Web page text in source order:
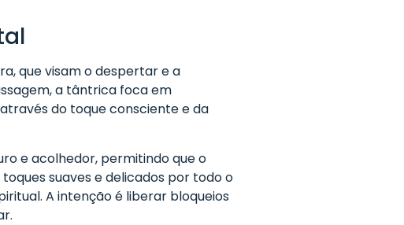
que visam o despertar e a
a tântrica foca em
do toque consciente e da
e acolhedor, permitindo que o
suaves e delicados por todo o
A intenção é liberar bloqueios